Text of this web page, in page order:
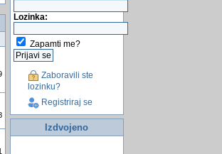
Lozinka:
Zapamti me?
Zaboravili ste
lozinku?
Registriraj se
Izdvojeno